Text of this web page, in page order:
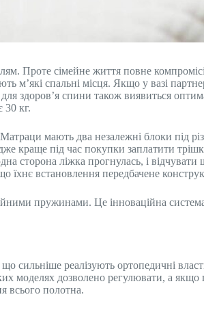
Проте сімейне життя повне
м’які спальні місця. Якщо у вазі
для здоров’я спини також виявиться
30 кг.
мають два незалежні блоки під
краще під час покупки заплатити
сторона ліжка прогнулась, і
встановлення передбачене
пружинами. Це інноваційна
реалізують ортопедичні
моделях дозволено регулювати, а якщо
всього полотна.